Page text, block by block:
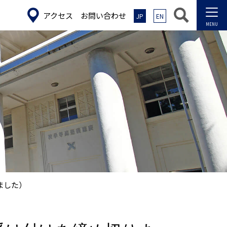
アクセス お問い合わせ JP EN
た）